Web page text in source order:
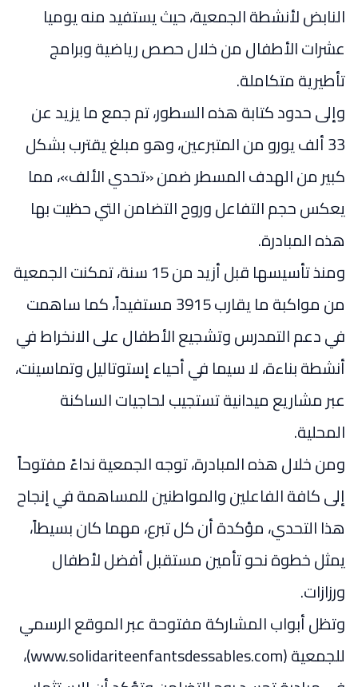
النابض لأنشطة الجمعية، حيث يستفيد منه يوميا
عشرات الأطفال من خلال حصص رياضية وبرامج
تأطيرية متكاملة.
وإلى حدود كتابة هذه السطور، تم جمع ما يزيد عن
33 ألف يورو من المتبرعين، وهو مبلغ يقترب بشكل
كبير من الهدف المسطر ضمن «تحدي الألف»، مما
يعكس حجم التفاعل وروح التضامن التي حظيت بها
هذه المبادرة.
ومنذ تأسيسها قبل أزيد من 15 سنة، تمكنت الجمعية
من مواكبة ما يقارب 3915 مستفيداً، كما ساهمت
في دعم التمدرس وتشجيع الأطفال على الانخراط في
أنشطة بناءة، لا سيما في أحياء إستوتاليل وتماسينت،
عبر مشاريع ميدانية تستجيب لحاجيات الساكنة
المحلية.
ومن خلال هذه المبادرة، توجه الجمعية نداءً مفتوحاً
إلى كافة الفاعلين والمواطنين للمساهمة في إنجاح
هذا التحدي، مؤكدة أن كل تبرع، مهما كان بسيطاً،
يمثل خطوة نحو تأمين مستقبل أفضل لأطفال
ورزازات.
وتظل أبواب المشاركة مفتوحة عبر الموقع الرسمي
للجمعية (www.solidariteenfantsdessables.com)،